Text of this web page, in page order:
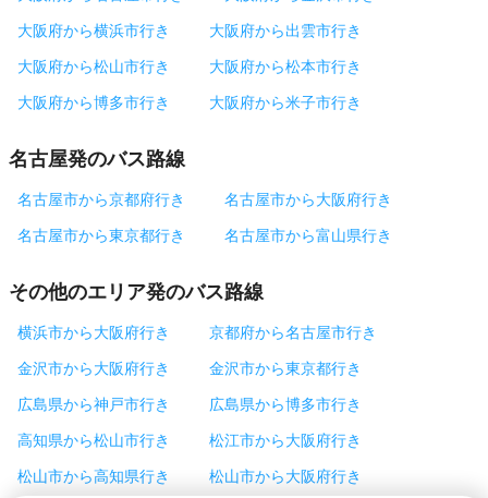
大阪府から横浜市行き
大阪府から出雲市行き
大阪府から松山市行き
大阪府から松本市行き
大阪府から博多市行き
大阪府から米子市行き
名古屋発のバス路線
名古屋市から京都府行き
名古屋市から大阪府行き
名古屋市から東京都行き
名古屋市から富山県行き
その他のエリア発のバス路線
横浜市から大阪府行き
京都府から名古屋市行き
金沢市から大阪府行き
金沢市から東京都行き
広島県から神戸市行き
広島県から博多市行き
高知県から松山市行き
松江市から大阪府行き
松山市から高知県行き
松山市から大阪府行き